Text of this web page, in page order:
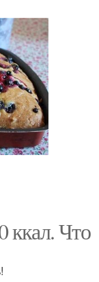
ккал. Что